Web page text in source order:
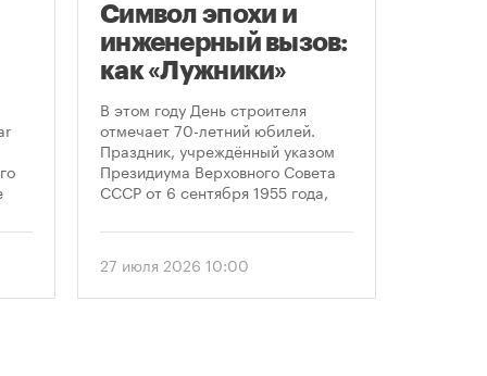
Символ эпохи и
инженерный вызов:
как «Лужники»
стали символом
Дня строителя
В этом году День строителя
отмечает 70-летний юбилей.
Праздник, учреждённый указом
Президиума Верховного Совета
СССР от 6 сентября 1955 года,
1956 года. И главным подарком
стало открытие Большой
спортивной арены «Лужники». С
27 июля 2026 10:00